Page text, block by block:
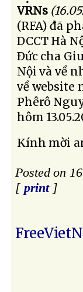
VRNs
(RFA) đã
DCCT Hà
Ðức cha
Nội và về
về website
Phêrô
hôm
Kính mời
Posted on
[ print]